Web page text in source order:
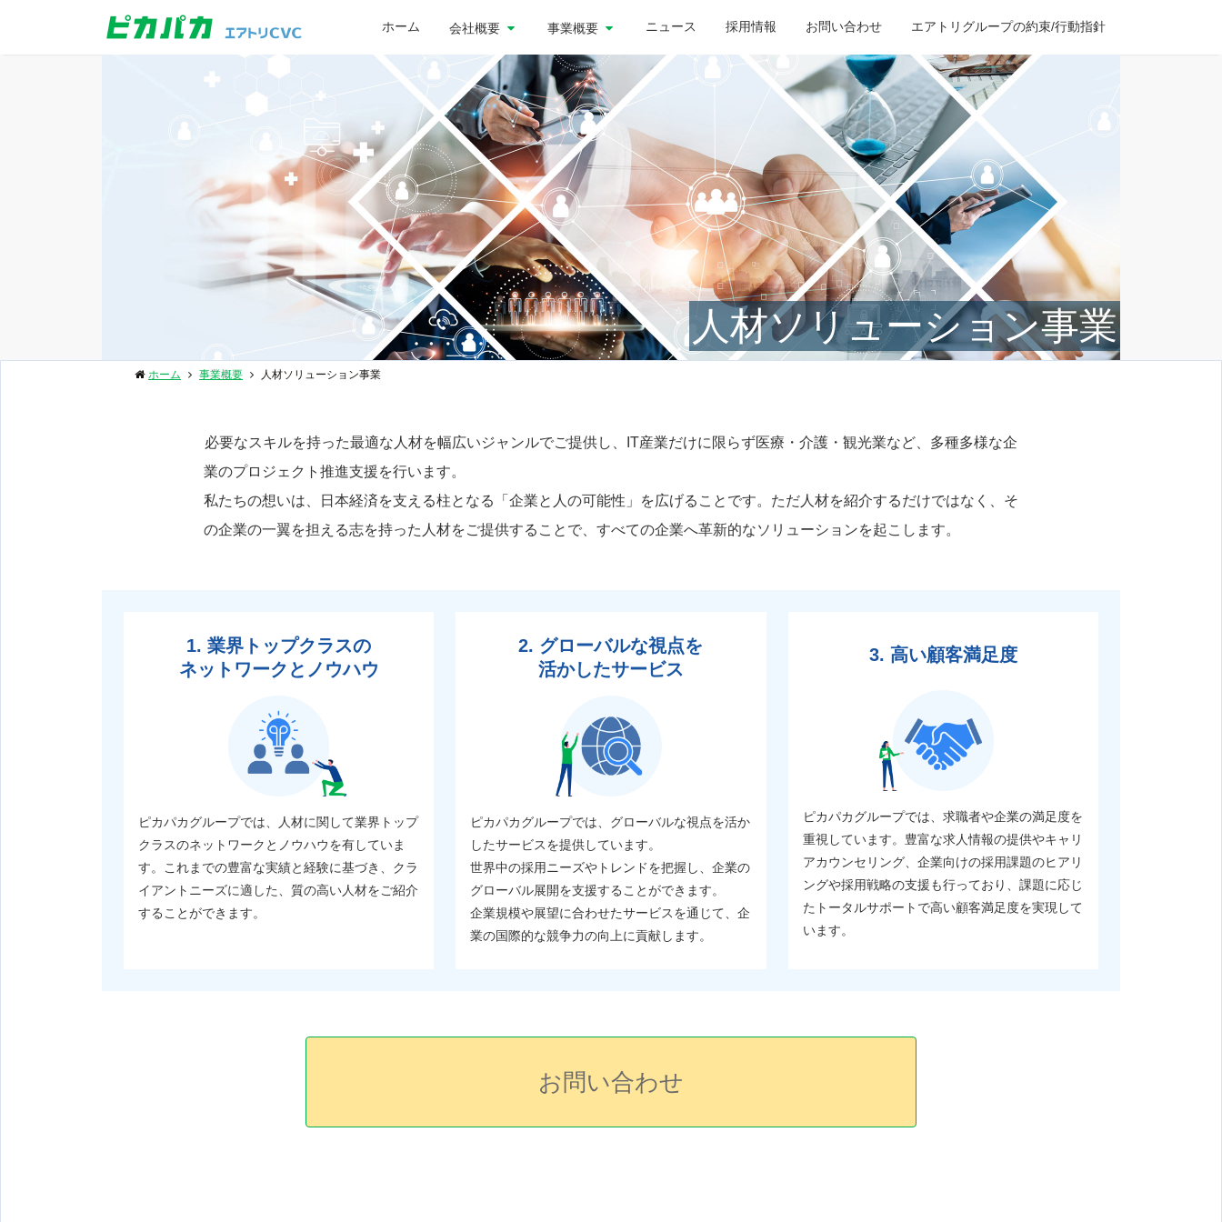
ホーム 会社概要 事業概要 ニュース 採用情報 お問い合わせ エアトリグループの約束/行動指針
人材ソリューション事業
ホーム 事業概要 人材ソリューション事業
必要なスキルを持った最適な人材を幅広いジャンルでご提供し、IT産業だけに限らず医療・介護・観光業など、多種多様な企
業のプロジェクト推進支援を行います。
私たちの想いは、日本経済を支える柱となる「企業と人の可能性」を広げることです。ただ人材を紹介するだけではなく、そ
の企業の一翼を担える志を持った人材をご提供することで、すべての企業へ革新的なソリューションを起こします。
1. 業界トップクラスの
ネットワークとノウハウ
ピカパカグループでは、人材に関して業界トップ
クラスのネットワークとノウハウを有していま
す。これまでの豊富な実績と経験に基づき、クラ
イアントニーズに適した、質の高い人材をご紹介
することができます。
2. グローバルな視点を
活かしたサービス
ピカパカグループでは、グローバルな視点を活か
したサービスを提供しています。
世界中の採用ニーズやトレンドを把握し、企業の
グローバル展開を支援することができます。
企業規模や展望に合わせたサービスを通じて、企
業の国際的な競争力の向上に貢献します。
3. 高い顧客満足度
ピカパカグループでは、求職者や企業の満足度を
重視しています。豊富な求人情報の提供やキャリ
アカウンセリング、企業向けの採用課題のヒアリ
ングや採用戦略の支援も行っており、課題に応じ
たトータルサポートで高い顧客満足度を実現して
います。
お問い合わせ